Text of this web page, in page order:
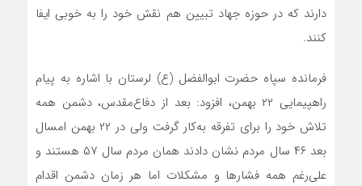
دارند که در حوزه جهاد تبیین هم نقش خود را به خوبی ایفا
کنند.
فرمانده سپاه حضرت ابوالفضل (ع) لرستان با اشاره به پیام
راهپیمایی ۲۲ بهمن، افزود: بعد از دفاع‌مقدس، دشمن همه
تلاش خود را برای تفرقه به‌کار گرفت ولی در ۲۲ بهمن امسال
بعد ۴۶ سال مردم نشان دادند همان مردم سال ۵۷ هستند و
علی‌رغم همه فشارها و مشکلات اما هر زمان دشمن اقدام